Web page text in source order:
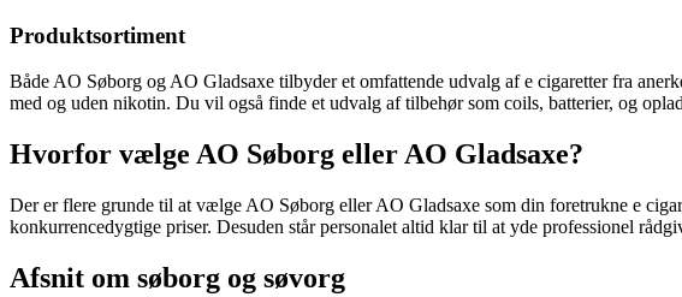
Produktsortiment
Både AO Søborg og AO Gladsaxe tilbyder et omfattende udvalg af e cigaretter fra
med og uden nikotin. Du vil også finde et udvalg af tilbehør som coils, batterier, og
Hvorfor vælge AO Søborg eller AO Gladsaxe?
Der er flere grunde til at vælge AO Søborg eller AO Gladsaxe som din foretrukne e
konkurrencedygtige priser. Desuden står personalet altid klar til at yde professionel
Afsnit om søborg og søvorg